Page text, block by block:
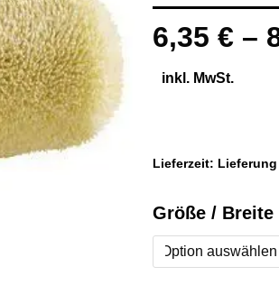
6,35 € –
inkl. MwSt.
Lieferzeit:
Größe / Breite
Storch
Profi
Wand-